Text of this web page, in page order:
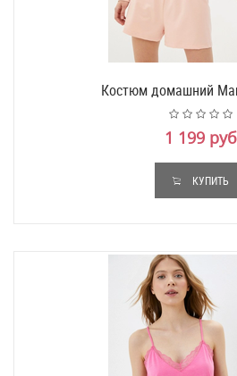
Костюм домашний
1 199 руб
КУПИТЬ